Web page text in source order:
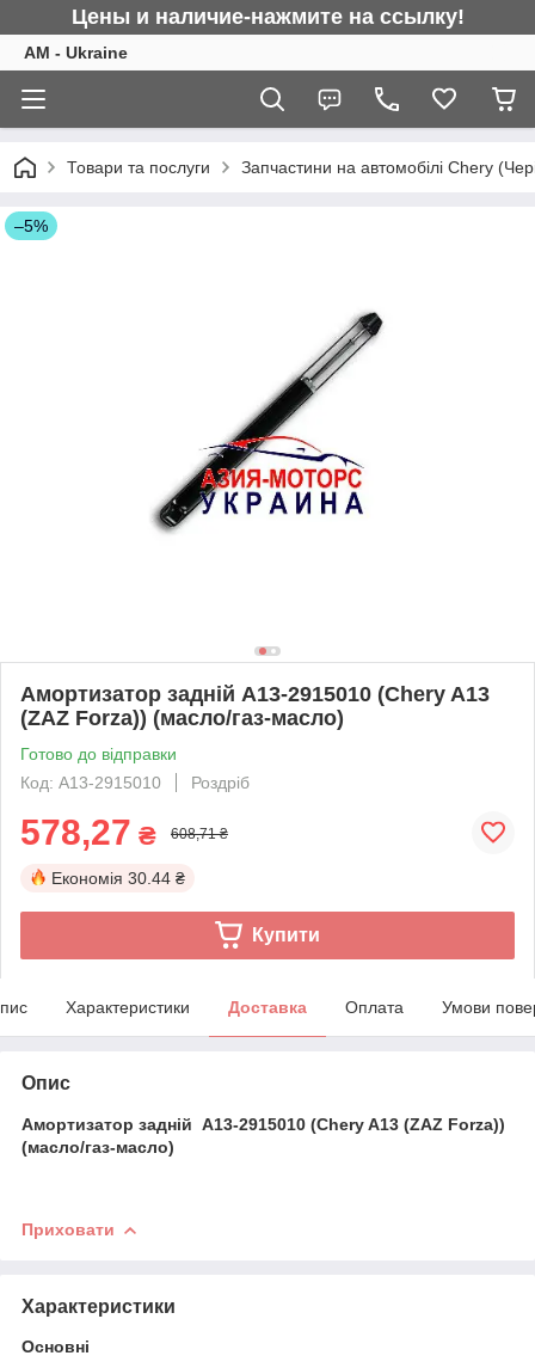
Цены и наличие-нажмите на ссылку!
AM - Ukraine
Товари та послуги Запчастини на автомобілі Chery
–5%
Амортизатор задній A13-2915010 (Chery A13
(ZAZ Forza)) (масло/газ-масло)
Готово до відправки
Код: A13-2915010
Роздріб
578,27 ₴ 608,71 ₴
Економія 30.44 ₴
Купити
Характеристики Доставка Оплата Умови
Опис
Амортизатор задній A13-2915010 (Chery A13 (ZAZ Forza))
(масло/газ-масло)
Приховати
Характеристики
Основні